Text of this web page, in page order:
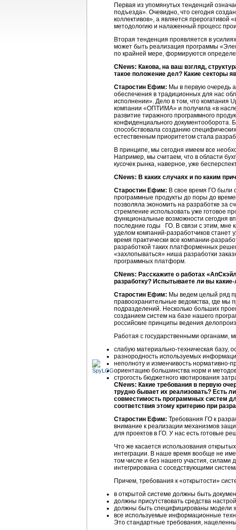
Первая из упомянутых тенденций
подъезда». Очевидно, что сегодня
коллективов», а является
методологию и налаженный процесс
Вторая тенденция проявляется в
может быть реализация программы
по крайней мере, формируются
CNews: Какова, на ваш взгляд,
такое положение дел? Какие секторы
Старостин Ефим: Мы в первую очередь
обеспечения в традиционных для нас
исполнении». Дело в том, что компания
компании «ОПТИМА» и получила «в
развитие тиражного программного
конфиденциального документооборота.
способствовала созданию
естественным приоритетом стала
В принципе, мы сегодня имеем все
Например, мы считаем, что в области
кусочек рынка, наверное, уже
CNews: В каких случаях и по каким
Старостин Ефим: В свое время ГО были
программные продукты до поры до
позволяла экономить на разработке за
стремление использовать уже готовое
функциональные возможности сегодня
последние годы ГО. В связи с этим, мне
уделом компаний-разработчиков станет
время практически все компании-
разработкой таких платформенных
«захлопываться» ниша разработки
программных платформ.
CNews: Расскажите о работах
разработку? Испытываете ли вы
Старостин Ефим: Мы ведем целый ряд
правоохранительные ведомства, где мы
подразделений. Несколько больших
созданием систем на базе нашего
российские принципы ведения
Работая с государственными органами,
слабую материально-техническая базу,
разнородность используемых
неполноту и изменчивость нормативно-
ориентацию большинства норм и
строгость бюджетного квотирования
CNews: Какие требования в первую
трудно бывает их реализовать? Есть
совместимость программных систем
соответствия этому критерию при
Старостин Ефим: Требования ГО к
внимание к реализации механизмов
для проектов в ГО. У нас есть готовые
Что же касается использования
интеграции. В наше время вообще не
том числе и без нашего участия, силами
интегрирована с соседствующими
Причем, требования к «открытости»
в открытой системе должны быть
должны присутствовать средства
должны быть специфицированы модели
все используемые информационные
Это стандартные требования,